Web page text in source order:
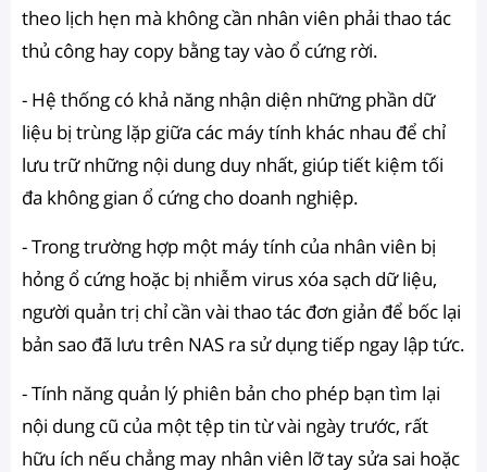
theo lịch hẹn mà không cần nhân viên phải thao tác
thủ công hay copy bằng tay vào ổ cứng rời.
- Hệ thống có khả năng nhận diện những phần dữ
liệu bị trùng lặp giữa các máy tính khác nhau để chỉ
lưu trữ những nội dung duy nhất, giúp tiết kiệm tối
đa không gian ổ cứng cho doanh nghiệp.
- Trong trường hợp một máy tính của nhân viên bị
hỏng ổ cứng hoặc bị nhiễm virus xóa sạch dữ liệu,
người quản trị chỉ cần vài thao tác đơn giản để bốc lại
bản sao đã lưu trên NAS ra sử dụng tiếp ngay lập tức.
- Tính năng quản lý phiên bản cho phép bạn tìm lại
nội dung cũ của một tệp tin từ vài ngày trước, rất
hữu ích nếu chẳng may nhân viên lỡ tay sửa sai hoặc